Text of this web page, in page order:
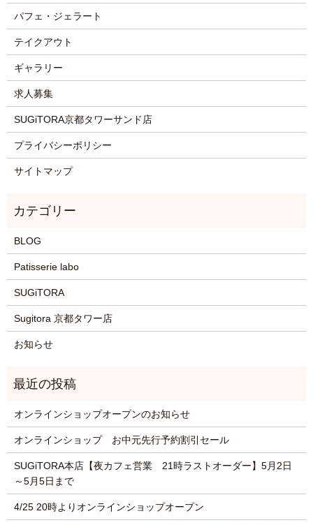
パフェ・ジェラート
テイクアウト
ギャラリー
求人募集
SUGiTORA京都タワーサンド店
プライバシーポリシー
サイトマップ
BLOG
Patisserie labo
SUGiTORA
Sugitora 京都タワー店
お知らせ
オンラインショップオープンのお知らせ
オンラインショップ お中元先行予約割引セール
SUGiTORA本店【夜カフェ営業 21時ラストオーダー】5月2日
～5月5日まで
4/25 20時よりオンラインショップオープン